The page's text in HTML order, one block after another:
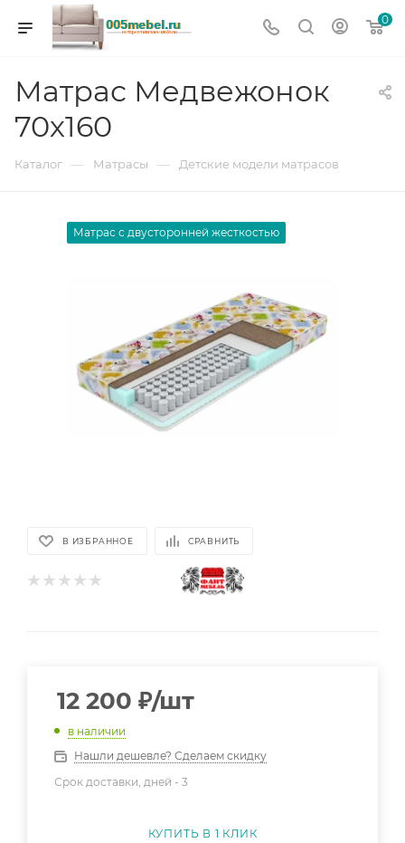
0
Матрас Медвежонок
70х160
Каталог — Матрасы — Детские модели матрасов
Матрас с двусторонней жесткостью
В ИЗБРАННОЕ СРАВНИТЬ
12 200 ₽/шт
в наличии
Нашли дешевле? Сделаем скидку
Срок доставки, дней - 3
КУПИТЬ В 1 КЛИК